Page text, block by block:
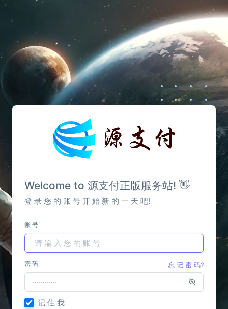
Welcome to 源支付正版服务站! 👋
登 录 您 的 账 号 开 始 新 的 一 天 吧!
账 号
密 码 忘 记 密 码?
记 住 我